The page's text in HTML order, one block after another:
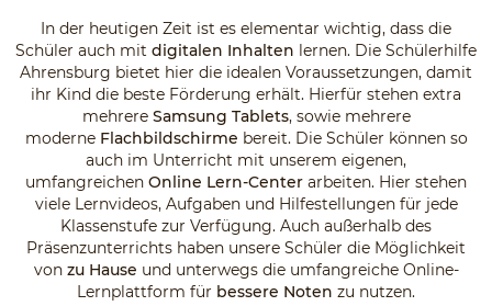
In der heutigen Zeit ist es elementar wichtig, dass die
Schüler auch mit digitalen Inhalten lernen. Die Schülerhilfe
Ahrensburg bietet hier die idealen Voraussetzungen, damit
ihr Kind die beste Förderung erhält. Hierfür stehen extra
mehrere Samsung Tablets, sowie mehrere
moderne Flachbildschirme bereit. Die Schüler können so
auch im Unterricht mit unserem eigenen,
umfangreichen Online Lern-Center arbeiten. Hier stehen
viele Lernvideos, Aufgaben und Hilfestellungen für jede
Klassenstufe zur Verfügung. Auch außerhalb des
Präsenzunterrichts haben unsere Schüler die Möglichkeit
von zu Hause und unterwegs die umfangreiche Online-
Lernplattform für bessere Noten zu nutzen.